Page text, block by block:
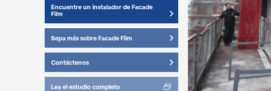
Encuentre un instalador de Facade
Film
keyboard_arrow_right
Sepa más sobre Facade Film keyboard_arrow_right
Contáctenos keyboard_arrow_right
Lea el estudio completo